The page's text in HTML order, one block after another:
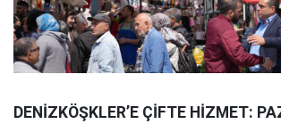
DENİZKÖŞKLER’E ÇİFTE HİZMET: